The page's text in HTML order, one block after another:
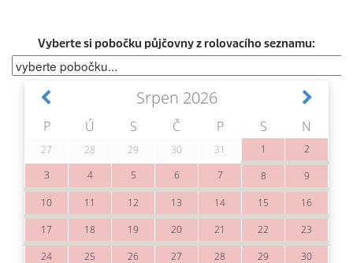
Vyberte si pobočku půjčovny z rolovacího seznamu: